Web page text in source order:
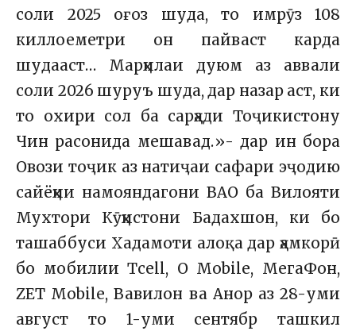
соли 2025 оғоз шуда, то имрӯз 108
киллоеметри он пайваст карда
шудааст… Марҳилаи дуюм аз аввали
соли 2026 шуруъ шуда, дар назар аст, ки
то охири сол ба сарҳади Тоҷикистону
Чин расонида мешавад.»- дар ин бора
Овози тоҷик аз натиҷаи сафари эҷодию
сайёҳии намояндагони ВАО ба Вилояти
Мухтори Кӯҳистони Бадахшон, ки бо
ташаббуси Хадамоти алоқа дар ҳамкорӣ
бо мобилии Tсеll, О Mobile, МегаФон,
ZET Mobile, Вавилон ва Анор аз 28-уми
август то 1-уми сентябр ташкил